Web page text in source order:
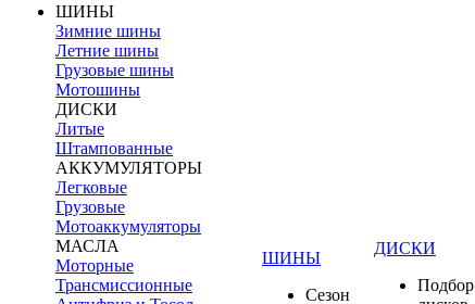
ШИНЫ
Зимние шины
Летние шины
Грузовые шины
Мотошины
ДИСКИ
Литые
Штампованные
АККУМУЛЯТОРЫ
Легковые
Грузовые
Мотоаккумуляторы
МАСЛА
Моторные
Трансмиссионные
ШИНЫ
Сезон
ДИСКИ
Подбор